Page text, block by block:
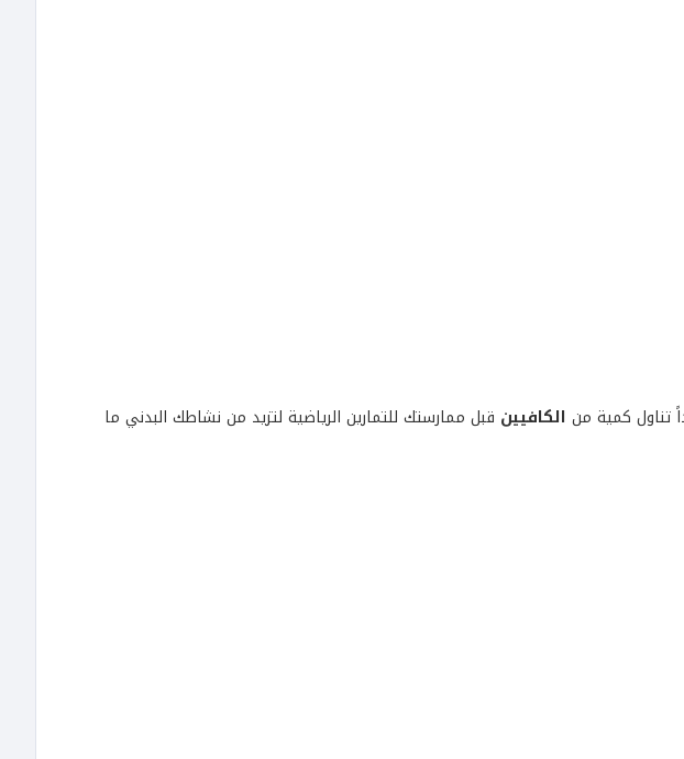
الكافيين قبل ممارستك للتمارين الرياضية لتزيد من نشاطك البدني ما